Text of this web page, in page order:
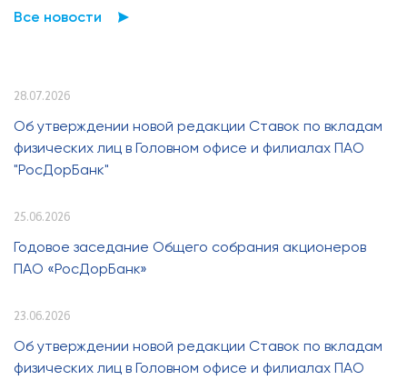
Все новости
28.07.2026
Об утверждении новой редакции Ставок по вкладам
физических лиц в Головном офисе и филиалах ПАО
"РосДорБанк"
25.06.2026
Годовое заседание Общего собрания акционеров
ПАО «РосДорБанк»
23.06.2026
Об утверждении новой редакции Ставок по вкладам
физических лиц в Головном офисе и филиалах ПАО